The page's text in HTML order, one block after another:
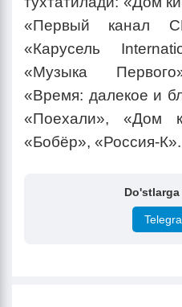
«Первый канал
«Карусель
«Музыка
«Время: далекое и
«Поехали», «Дом
«Бобёр», «Россия-К».